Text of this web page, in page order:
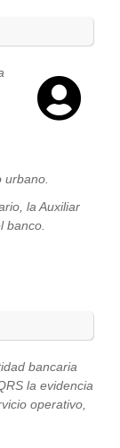
la Auxiliar
banco.
bancaria
la evidencia
operativo,